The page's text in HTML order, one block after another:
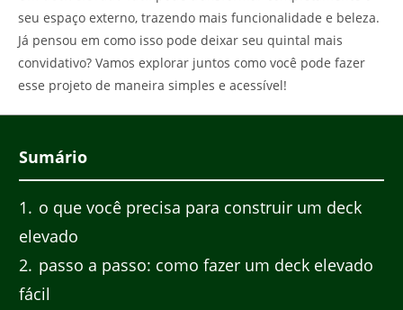
seu espaço externo, trazendo mais funcionalidade e beleza.
Já pensou em como isso pode deixar seu quintal mais
convidativo? Vamos explorar juntos como você pode fazer
esse projeto de maneira simples e acessível!
Sumário
1
o que você precisa para construir um deck
elevado
2 passo a passo: como fazer um deck elevado
fácil